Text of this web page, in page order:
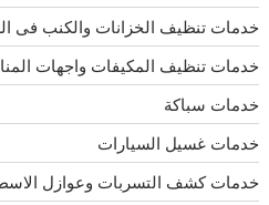
خدمات تنظيف الخزانات والكنب فى
خدمات تنظيف المكيفات واجهات
خدمات سباكة
خدمات غسيل السيارات
خدمات كشف التسربات وعوازل